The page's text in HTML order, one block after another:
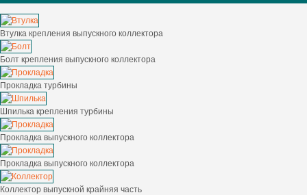
Втулка крепления выпускного коллектора
Болт крепления выпускного коллектора
Прокладка турбины
Шпилька крепления турбины
Прокладка выпускного коллектора
Прокладка выпускного коллектора
Коллектор выпускной крайняя часть